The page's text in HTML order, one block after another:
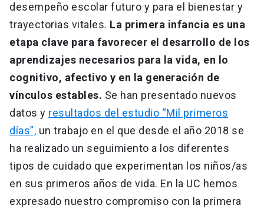
desempeño escolar futuro y para el bienestar y
trayectorias vitales. La primera infancia es una
etapa clave para favorecer el desarrollo de los
aprendizajes necesarios para la vida, en lo
cognitivo, afectivo y en la generación de
vínculos estables. Se han presentado nuevos
datos y resultados del estudio “Mil primeros
días”, un trabajo en el que desde el año 2018 se
ha realizado un seguimiento a los diferentes
tipos de cuidado que experimentan los niños/as
en sus primeros años de vida. En la UC hemos
expresado nuestro compromiso con la primera